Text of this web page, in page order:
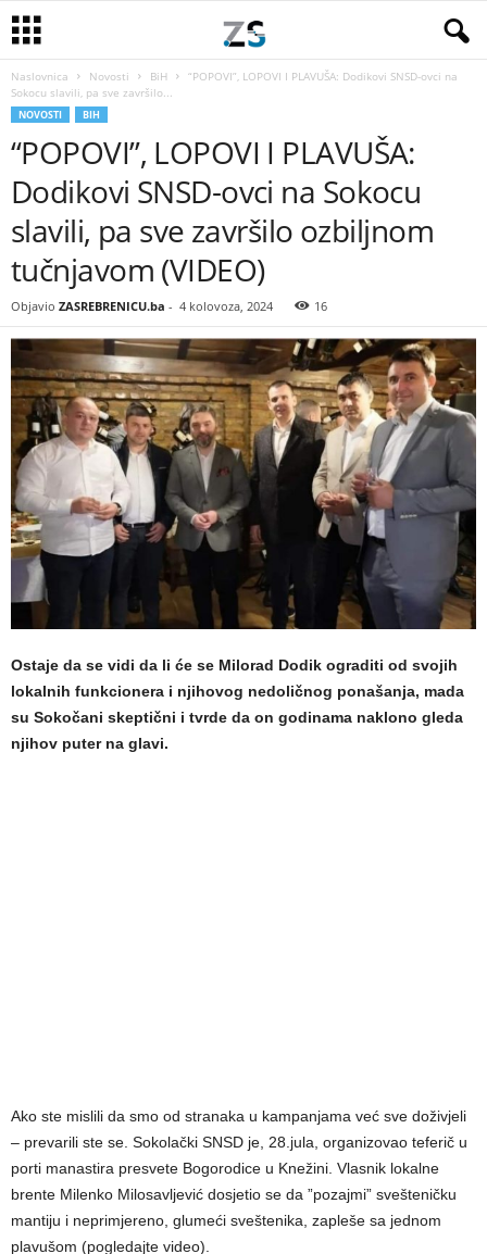
Naslovnica Novosti BiH
“POPOVI”, LOPOVI I PLAVUŠA: Dodikovi SNSD-ovci na
Sokocu slavili, pa sve završilo...
NOVOSTI BIH
“POPOVI”, LOPOVI I PLAVUŠA:
Dodikovi SNSD-ovci na Sokocu
slavili, pa sve završilo ozbiljnom
tučnjavom (VIDEO)
Objavio ZASREBRENICU.ba - 4 kolovoza, 2024 16
Ostaje da se vidi da li će se Milorad Dodik ograditi od svojih
lokalnih funkcionera i njihovog nedoličnog ponašanja, mada
su Sokočani skeptični i tvrde da on godinama naklono gleda
njihov puter na glavi.
Ako ste mislili da smo od stranaka u kampanjama već sve doživjeli
– prevarili ste se. Sokolački SNSD je, 28.jula, organizovao teferič u
porti manastira presvete Bogorodice u Knežini. Vlasnik lokalne
brente Milenko Milosavljević dosjetio se da ”pozajmi” svešteničku
mantiju i neprimjereno, glumeći sveštenika, zapleše sa jednom
plavušom (pogledajte video).